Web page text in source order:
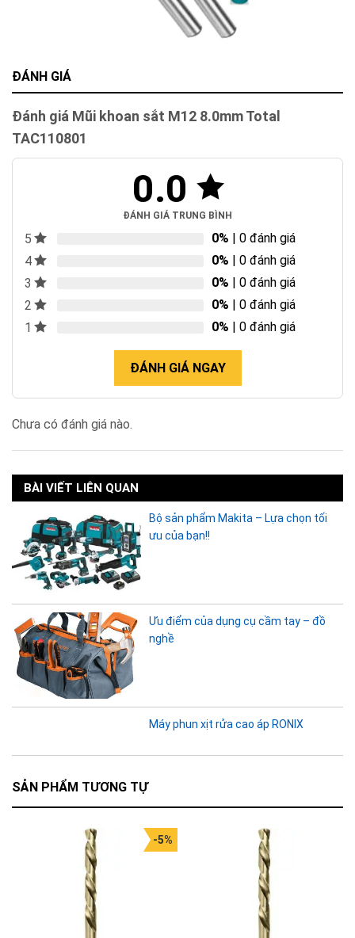
ĐÁNH GIÁ
Đánh giá Mũi khoan sắt M12 8.0mm Total
TAC110801
0.0
ĐÁNH GIÁ TRUNG BÌNH
5 0% | 0 đánh giá
4
0% | 0 đánh giá
3
0% | 0 đánh giá
2
0% | 0 đánh giá
1
0% | 0 đánh giá
ĐÁNH GIÁ NGAY
Chưa có đánh giá nào.
BÀI VIẾT LIÊN QUAN
Bộ sản phẩm Makita – Lựa chọn tối
ưu của bạn!!
Ưu điểm của dụng cụ cầm tay – đồ
nghề
Máy phun xịt rửa cao áp RONIX
SẢN PHẨM TƯƠNG TỰ
-5%